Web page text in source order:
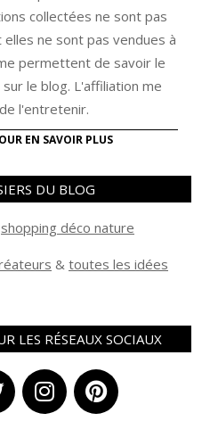
collectées ne sont pas
ne sont pas vendues à
permettent de savoir le
le blog. L'affiliation me
l'entretenir.
EN SAVOIR PLUS
DU BLOG
shopping déco nature
& toutes les idées
LES RÉSEAUX SOCIAUX